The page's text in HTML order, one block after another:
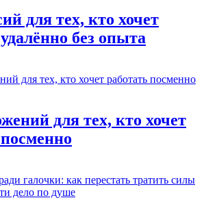
для тех, кто хочет
без опыта
для тех, кто хочет